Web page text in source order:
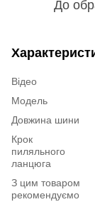
До
Відео
Модель
Довжина шини
Крок
пиляльного
ланцюга
З цим товаром
рекомендуємо